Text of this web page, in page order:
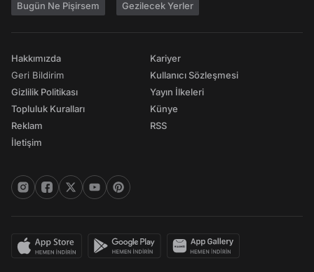
Bugün Ne Pişirsem Gezilecek Yerler
Hakkımızda
Geri Bildirim
Gizlilik Politikası
Topluluk Kuralları
Reklam
İletişim
Kariyer
Kullanıcı Sözleşmesi
Yayın İlkeleri
Künye
RSS